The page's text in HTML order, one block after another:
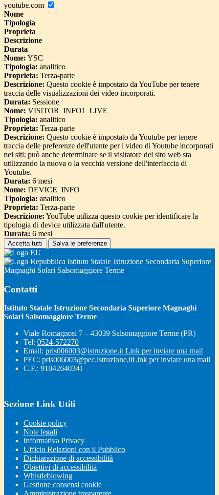
youtube.com
Nome
Tipologia
Proprieta
Descrizione
Durata
Nome: YSC
Tipologia: analitico
Proprieta: Terza-parte
Descrizione: Questo cookie è impostato da YouTube per tenere
traccia delle visualizzazioni dei video incorporati.
Durata: Sessione
Nome: VISITOR_INFO1_LIVE
Tipologia: analitico
Proprieta: Terza-parte
Descrizione: Questo cookie è impostato da Youtube per tenere
traccia delle preferenze dell'utente per i video di Youtube incorporati
nei siti; può anche determinare se il visitatore del sito web sta
utilizzando la nuova o la vecchia versione dell'interfaccia di
Youtube.
Durata: 6 mesi
Nome: DEVICE_INFO
Tipologia: analitico
Proprieta: Terza-parte
Descrizione: YouTube utilizza questo cookie per identificare la
tipologia di device utilizzata dall'utente.
Durata: 6 mesi
Accetta tutti Salva le preferenze
Istituto Statale Istruzione Secondaria Superiore
Magnaghi Solari Salsomaggiore Terme
Contatti
Istituto Statale Istruzione Secondaria Superiore Magnaghi
Solari Salsomaggiore Terme
Viale Romagnosi 7 – 43039 Salsomaggiore Terme (PR)
Tel: 0524-572270
Email: pris006003@istruzione.it Link per inviare una mail
PEC: pris006003@pec.istruzione.itLink per inviare una mail
C.F.: 91042640341
Sezione Link Utili
Cookie policy
Note legali
Informativa Privacy
Ufficio Relazioni con il Pubblico
Dichiarazione di accessibilità
Obiettivi di accessibilità
Whistleblowing
Gestione consensi cookie
Amministrazione trasparente